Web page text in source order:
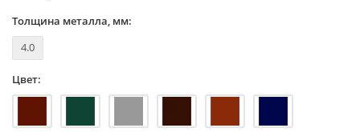
Толщина металла, мм:
4.0
Цвет: